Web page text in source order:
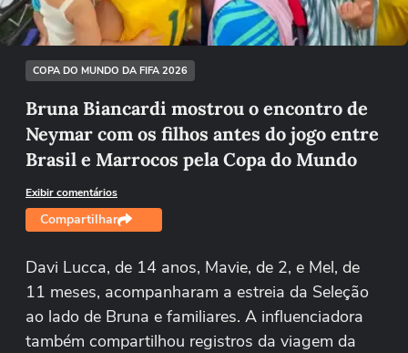
COPA DO MUNDO DA FIFA 2026
Bruna Biancardi mostrou o encontro de
Neymar com os filhos antes do jogo entre
Brasil e Marrocos pela Copa do Mundo
Exibir comentários
Compartilhar
Davi Lucca, de 14 anos, Mavie, de 2, e Mel, de
11 meses, acompanharam a estreia da Seleção
ao lado de Bruna e familiares. A influenciadora
também compartilhou registros da viagem da